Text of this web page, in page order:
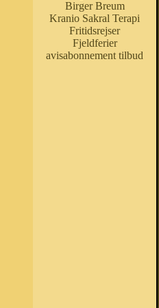
Birger Breum
Kranio Sakral Terapi
Fritidsrejser
Fjeldferier
avisabonnement tilbud